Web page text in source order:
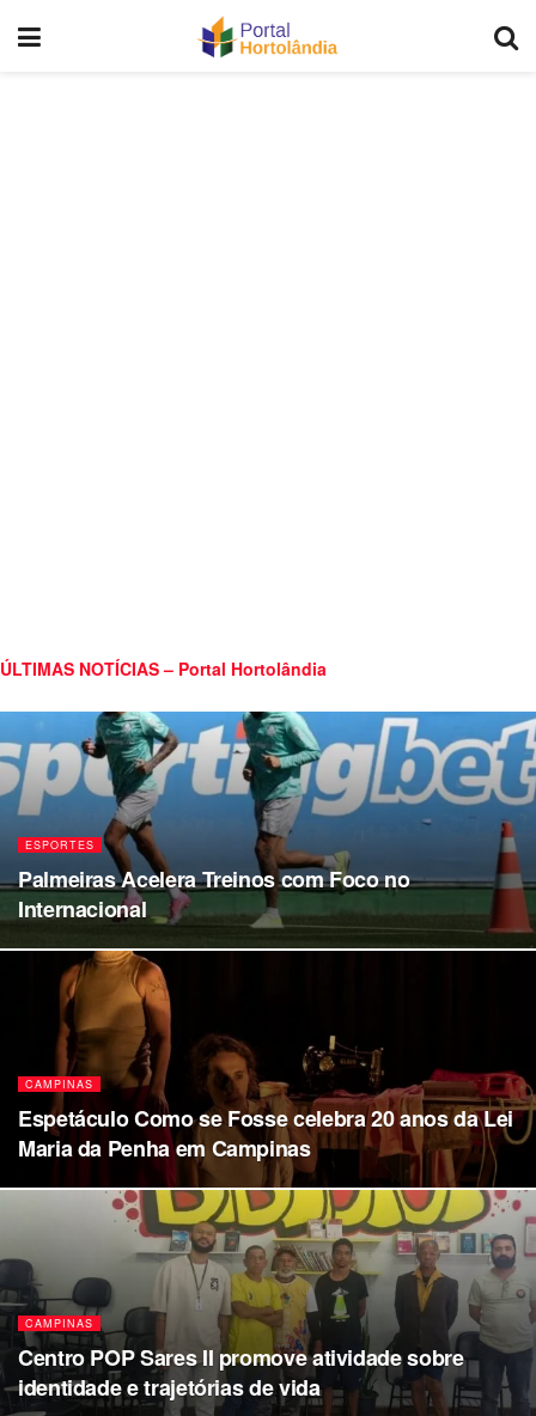
ÚLTIMAS NOTÍCIAS – Portal Hortolândia
ESPORTES
Palmeiras Acelera Treinos com Foco no
Internacional
CAMPINAS
Espetáculo Como se Fosse celebra 20 anos da Lei
Maria da Penha em Campinas
CAMPINAS
Centro POP Sares II promove atividade sobre
identidade e trajetórias de vida